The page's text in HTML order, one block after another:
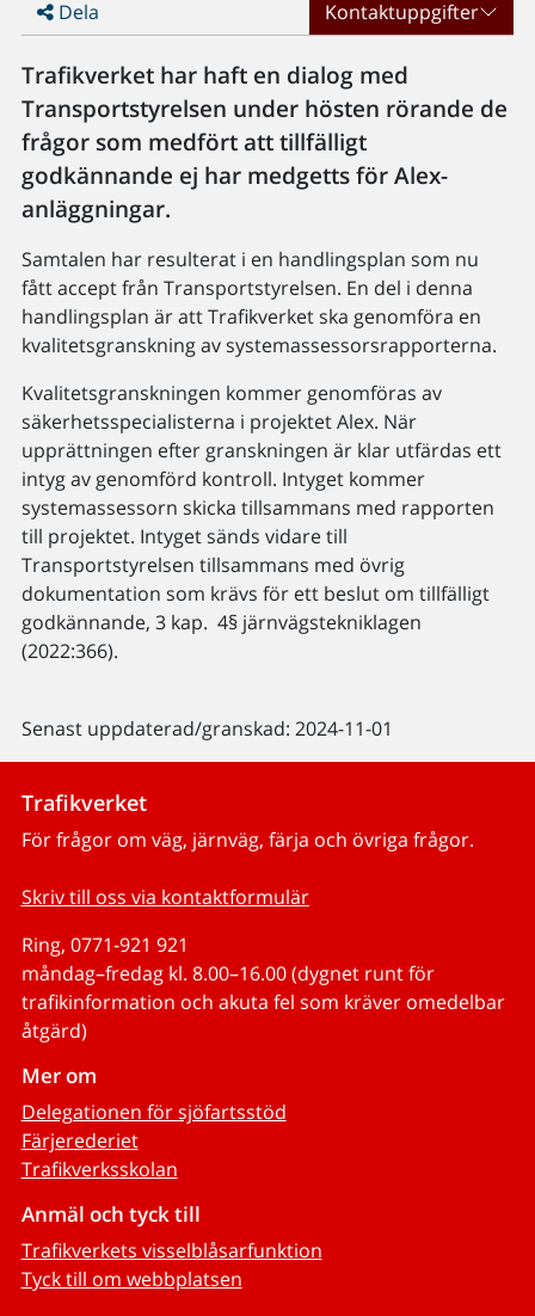
Dela Kontaktuppgifter
Trafikverket har haft en dialog med
Transportstyrelsen under hösten rörande de
frågor som medfört att tillfälligt
godkännande ej har medgetts för Alex-
anläggningar.
Samtalen har resulterat i en handlingsplan som nu
fått accept från Transportstyrelsen. En del i denna
handlingsplan är att Trafikverket ska genomföra en
kvalitetsgranskning av systemassessorsrapporterna.
Kvalitetsgranskningen kommer genomföras av
säkerhetsspecialisterna i projektet Alex. När
upprättningen efter granskningen är klar utfärdas ett
intyg av genomförd kontroll. Intyget kommer
systemassessorn skicka tillsammans med rapporten
till projektet. Intyget sänds vidare till
Transportstyrelsen tillsammans med övrig
dokumentation som krävs för ett beslut om tillfälligt
godkännande, 3 kap. 4§ järnvägstekniklagen
(2022:366).
Senast uppdaterad/granskad: 2024-11-01
Trafikverket
För frågor om väg, järnväg, färja och övriga frågor.
Skriv till oss via kontaktformulär
Ring, 0771-921 921
måndag–fredag kl. 8.00–16.00 (dygnet runt för
trafikinformation och akuta fel som kräver omedelbar
åtgärd)
Mer om
Delegationen för sjöfartsstöd
Färjerederiet
Trafikverksskolan
Anmäl och tyck till
Trafikverkets visselblåsarfunktion
Tyck till om webbplatsen